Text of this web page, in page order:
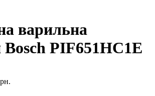
варильна
Bosch PIF651HC1E